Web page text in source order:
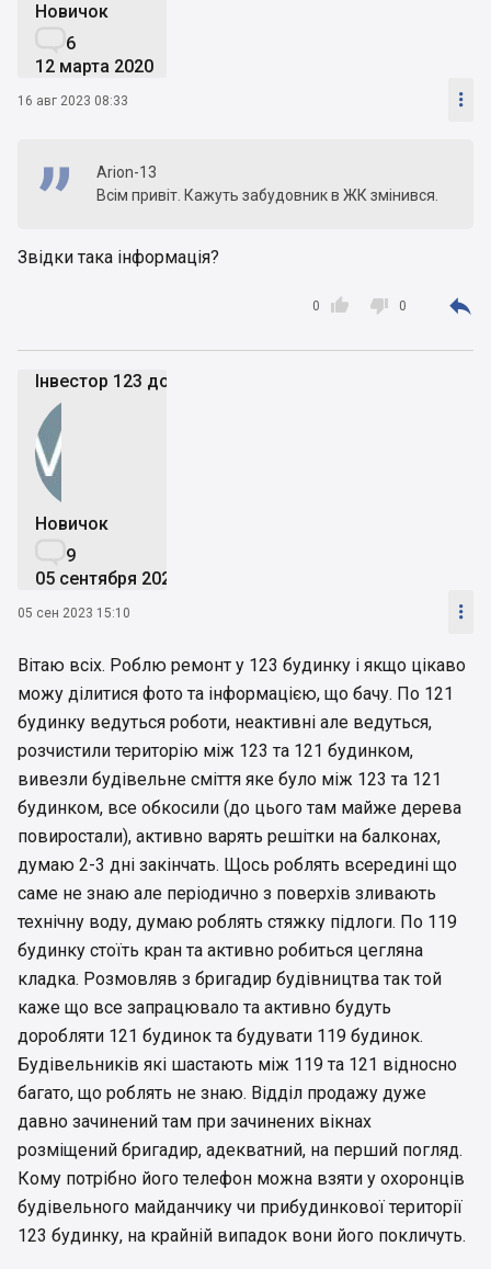
Новичок
6
12 марта 2020
16 авг 2023 08:33 
Arion-13
Всім привіт. Кажуть забудовник в ЖК змінився.
Звідки така інформація?

0  0 
Інвестор 123 дома
Новичок
9
05 сентября 2023
05 сен 2023 15:10 
Вітаю всіх. Роблю ремонт у 123 будинку і якщо цікаво
можу ділитися фото та інформацією, що бачу. По 121
будинку ведуться роботи, неактивні але ведуться,
розчистили територію між 123 та 121 будинком,
вивезли будівельне сміття яке було між 123 та 121
будинком, все обкосили (до цього там майже дерева
повиростали), активно варять решітки на балконах,
думаю 2-3 дні закінчать. Щось роблять всередині що
саме не знаю але періодично з поверхів зливають
технічну воду, думаю роблять стяжку підлоги. По 119
будинку стоїть кран та активно робиться цегляна
кладка. Розмовляв з бригадир будівництва так той
каже що все запрацювало та активно будуть
доробляти 121 будинок та будувати 119 будинок.
Будівельників які шастають між 119 та 121 відносно
багато, що роблять не знаю. Відділ продажу дуже
давно зачинений там при зачинених вікнах
розміщений бригадир, адекватний, на перший погляд.
Кому потрібно його телефон можна взяти у охоронців
будівельного майданчику чи прибудинкової території
123 будинку, на крайній випадок вони його покличуть.